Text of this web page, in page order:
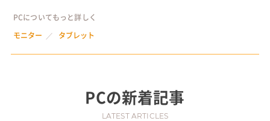
PCについてもっと詳しく
モニター
タブレット
PCの新着記事
LATEST ARTICLES